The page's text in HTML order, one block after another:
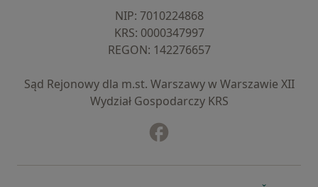
NIP: ⁠7010224868
KRS: ⁠0000347997
REGON: ⁠142276657
Sąd Rejonowy dla m.st. Warszawy w Warszawie XII
Wydział Gospodarczy KRS